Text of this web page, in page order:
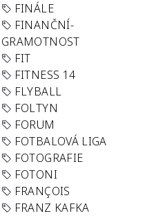
FINÁLE
FINANČNÍ-
GRAMOTNOST
FIT
FITNESS 14
FLYBALL
FOLTYN
FORUM
FOTBALOVÁ LIGA
FOTOGRAFIE
FOTONI
FRANÇOIS
FRANZ KAFKA